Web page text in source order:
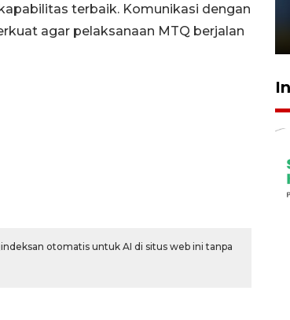
terbaik. Komunikasi dengan
agar pelaksanaan MTQ berjalan
otomatis untuk AI di situs web ini tanpa
sampai 8 tahan?
1 Juni 2026 05:47